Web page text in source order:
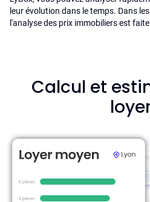
leur évolution dans le temps. Dans
l'analyse des prix immobiliers est
Calcul et